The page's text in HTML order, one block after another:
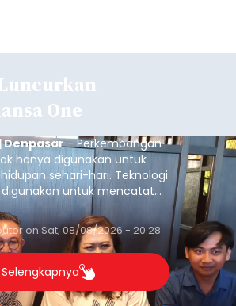
One
Denpasar- Perkembangan
hanya digunakan untuk
sehari-hari. Teknologi
untuk mencatat
base alumni dari suatu
adalah alumni SMA 1
on Sat, 08/08/2026 - 20:28